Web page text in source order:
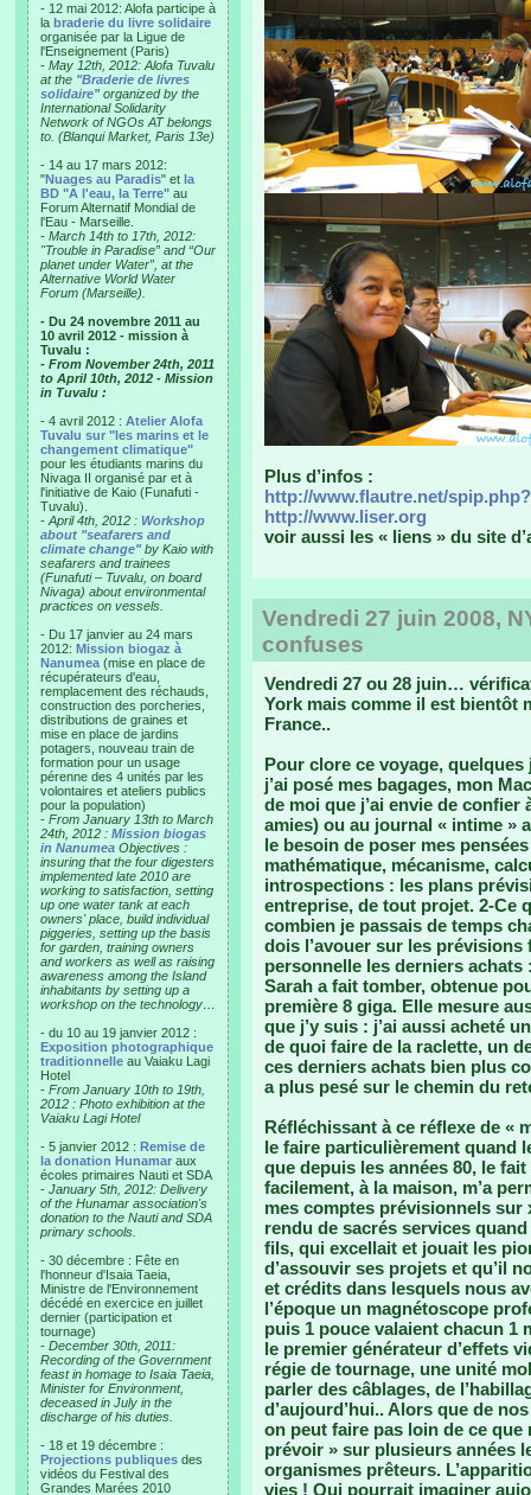
- 12 mai 2012: Alofa participe à
la braderie du livre solidaire
organisée par la Ligue de
l'Enseignement (Paris)
- May 12th, 2012: Alofa Tuvalu
at the "Braderie de livres
solidaire"organized by the
International Solidarity
Network of NGOs AT belongs
to. (Blanqui Market, Paris 13e)
- 14 au 17 mars 2012:
"Nuages au Paradis" et la
BD "A l'eau, la Terre" au
Forum Alternatif Mondial de
l'Eau - Marseille.
- March 14th to 17th, 2012:
"Trouble in Paradise” and “Our
planet under Water”, at the
Alternative World Water
Forum (Marseille).
- Du 24 novembre 2011 au
10 avril 2012 - mission à
Tuvalu :
- From November 24th, 2011
to April 10th, 2012 - Mission
in Tuvalu :
- 4 avril 2012 : Atelier Alofa
Tuvalu sur "les marins et le
changement climatique"
pour les étudiants marins du
Nivaga II organisé par et à
l'initiative de Kaio (Funafuti -
Tuvalu).
- April 4th, 2012 : Workshop
about "seafarers and
climate change"by Kaio with
seafarers and trainees
(Funafuti – Tuvalu, on board
Nivaga) about environmental
practices on vessels.
- Du 17 janvier au 24 mars
2012: Mission biogaz à
Nanumea (mise en place de
récupérateurs d'eau,
remplacement des réchauds,
construction des porcheries,
distributions de graines et
mise en place de jardins
potagers, nouveau train de
formation pour un usage
pérenne des 4 unités par les
volontaires et ateliers publics
pour la population)
- From January 13th to March
24th, 2012 : Mission biogas
in Nanumea Objectives :
insuring that the four digesters
implemented late 2010 are
working to satisfaction, setting
up one water tank at each
owners' place, build individual
piggeries, setting up the basis
for garden, training owners
and workers as well as raising
awareness among the Island
inhabitants by setting up a
workshop on the technology…
- du 10 au 19 janvier 2012 :
Exposition photographique
traditionnelle au Vaiaku Lagi
Hotel
- From January 10th to 19th,
2012 : Photo exhibition at the
Vaiaku Lagi Hotel
- 5 janvier 2012 : Remise de
la donation Hunamar aux
écoles primaires Nauti et SDA
- January 5th, 2012: Delivery
of the Hunamar association's
donation to the Nauti and SDA
primary schools.
- 30 décembre : Fête en
l'honneur d'Isaia Taeia,
Ministre de l'Environnement
décédé en exercice en juillet
dernier (participation et
tournage)
- December 30th, 2011:
Recording of the Government
feast in homage to Isaia Taeia,
Minister for Environment,
deceased in July in the
discharge of his duties.
- 18 et 19 décembre :
Projections publiques des
vidéos du Festival des
Grandes Marées 2010
Plus d’infos :
http://www.flautre.net/
http://www.liser.org
voir aussi les « liens » du site
Vendredi 27 juin 2008,
confuses
Vendredi 27 ou 28 juin…
York mais comme il est bientôt
France..
Pour clore ce voyage,
j’ai posé mes bagages, mon
de moi que j’ai envie de
amies) ou au journal « intime »
le besoin de poser mes
mathématique, mécanisme,
introspections : les plans
entreprise, de tout projet. 2-Ce
combien je passais de temps
dois l’avouer sur les
personnelle les derniers
Sarah a fait tomber, obtenue
première 8 giga. Elle mesure
que j’y suis : j’ai aussi acheté
de quoi faire de la raclette, un
ces derniers achats bien plus
a plus pesé sur le chemin du
Réfléchissant à ce réflexe de «
le faire particulièrement quand
que depuis les années 80, le
facilement, à la maison, m’a
mes comptes prévisionnels sur
rendu de sacrés services
fils, qui excellait et jouait les
d’assouvir ses projets et qu’il
et crédits dans lesquels nous
l’époque un magnétoscope
puis 1 pouce valaient chacun 1
le premier générateur d’effets
régie de tournage, une unité
parler des câblages, de
d’aujourd’hui.. Alors que de
on peut faire pas loin de ce
prévoir » sur plusieurs années
organismes prêteurs.
vies ! Qui pourrait imaginer